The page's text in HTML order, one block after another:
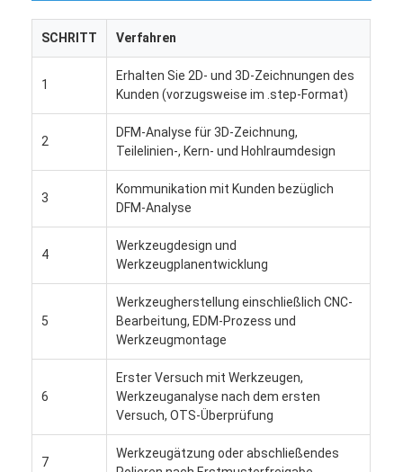
Videos
Fabrik-Ausflug
Wir Reden Jetzt.
Spritzen-Dienstleistungen
Plastikspritzen-Service
Doppelschuss-Spritzen
SCHRITT Verfahren
1
Erhalten Sie 2D- und 3D-Zeichnungen des
Kunden (vorzugsweise im .step-Format)
2
DFM-Analyse für 3D-Zeichnung,
Teilelinien-, Kern- und Hohlraumdesign
3
Kommunikation mit Kunden bezüglich
DFM-Analyse
4
Werkzeugdesign und
Werkzeugplanentwicklung
5
Werkzeugherstellung einschließlich CNC-
Bearbeitung, EDM-Prozess und
Werkzeugmontage
6
Erster Versuch mit Werkzeugen,
Werkzeuganalyse nach dem ersten
Versuch, OTS-Überprüfung
7
Werkzeugätzung oder abschließendes